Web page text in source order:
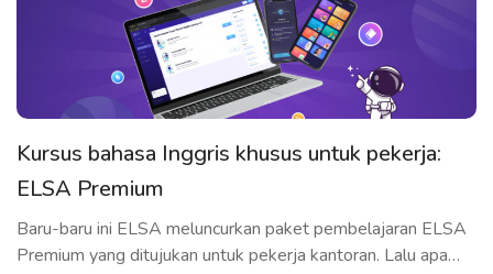
Kursus bahasa Inggris khusus untuk pekerja:
ELSA Premium
Baru-baru ini ELSA meluncurkan paket pembelajaran ELSA
Premium yang ditujukan untuk pekerja kantoran. Lalu apa